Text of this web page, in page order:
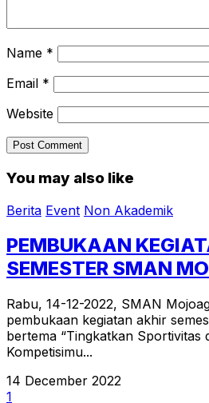
Name *
Email *
Website
You may also like
Berita Event Non Akademik
PEMBUKAAN
SEMESTER SMAN
Rabu, 14-12-2022, SMAN
pembukaan kegiatan akhir
bertema “Tingkatkan Sportivitas
Kompetisimu...
14 December 2022
1